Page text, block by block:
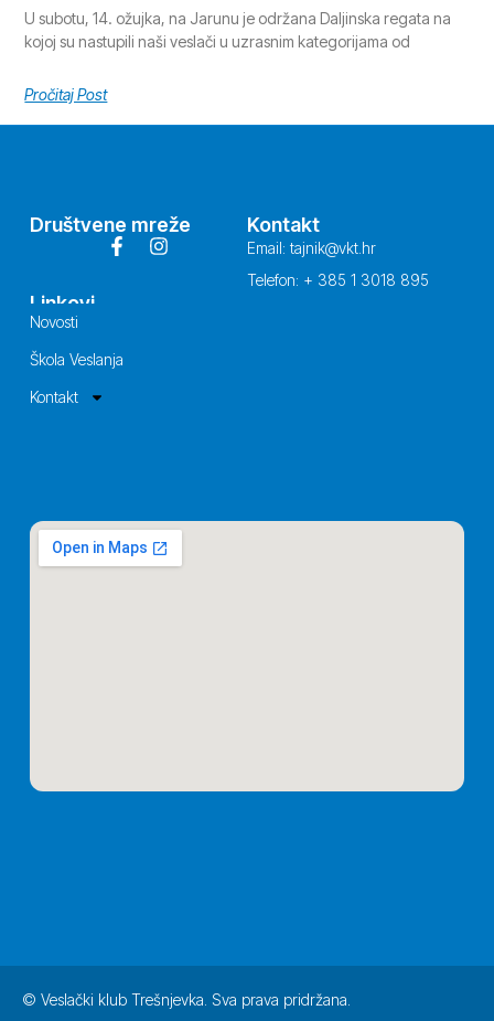
U subotu, 14. ožujka, na Jarunu je održana Daljinska regata na
kojoj su nastupili naši veslači u uzrasnim kategorijama od
Pročitaj Post
Društvene mreže Kontakt
Email: tajnik@vkt.hr
Telefon: + 385 1 3018 895
Linkovi
Novosti
Škola Veslanja
Kontakt
© Veslački klub Trešnjevka. Sva prava pridržana.